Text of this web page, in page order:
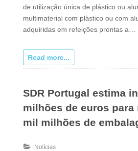
de utilização única de plástico ou
multimaterial com plástico ou com
adquiridas em refeições prontas a…
Read more...
SDR Portugal estima
milhões de euros para
mil milhões de
Notícias